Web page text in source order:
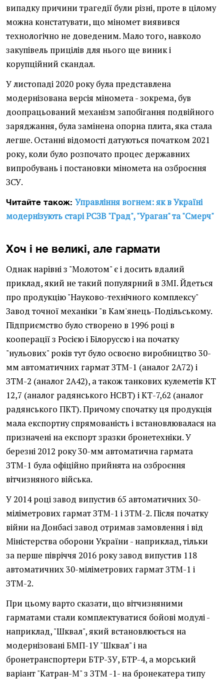
випадку причини трагедії були різні, проте в цілому
можна констатувати, що міномет виявився
технологічно не доведеним. Мало того, навколо
закупівель прицілів для нього ще виник і
корупційний скандал.
У листопаді 2020 року була представлена
модернізована версія міномета - зокрема, був
доопрацьований механізм запобігання подвійного
заряджання, була замінена опорна плита, яка стала
легше. Останні відомості датуються початком 2021
року, коли було розпочато процес державних
випробувань і постановки міномета на озброєння
ЗСУ.
Читайте також: Управління вогнем: як в Україні
модернізують старі РСЗВ "Град", "Ураган" та "Смерч"
Хоч і не великі, але гармати
Однак нарівні з "Молотом" є і досить вдалий
приклад, який не такий популярний в ЗМІ. Йдеться
про продукцію "Науково-технічного комплексу"
Завод точної механіки "в Кам'янець-Подільському.
Підприємство було створено в 1996 році в
кооперації з Росією і Білоруссю і на початку
"нульових" років тут було освоєно виробництво 30-
мм автоматичних гармат ЗТМ-1 (аналог 2А72) і
ЗТМ-2 (аналог 2А42), а також танкових кулеметів КТ
12,7 (аналог радянського НСВТ) і КТ-7,62 (аналог
радянського ПКТ). Причому спочатку ця продукція
мала експортну спрямованість і встановлювалася на
призначені на експорт зразки бронетехніки. У
березні 2012 року 30-мм автоматична гармата
ЗТМ-1 була офіційно прийнята на озброєння
вітчизняного війська.
У 2014 році завод випустив 65 автоматичних 30-
міліметрових гармат ЗТМ-1 і ЗТМ-2. Після початку
війни на Донбасі завод отримав замовлення і від
Міністерства оборони України - наприклад, тільки
за перше півріччя 2016 року завод випустив 118
автоматичних 30-міліметрових гармат ЗТМ-1 і
ЗТМ-2.
При цьому варто сказати, що вітчизняними
гарматами стали комплектуватися бойові модулі -
наприклад, "Шквал", який встановлюється на
модернізовані БМП-1У "Шквал" і на
бронетранспортери БТР-3У, БТР-4, а морський
варіант "Катран-М" з ЗТМ -1- на бронекатера типу